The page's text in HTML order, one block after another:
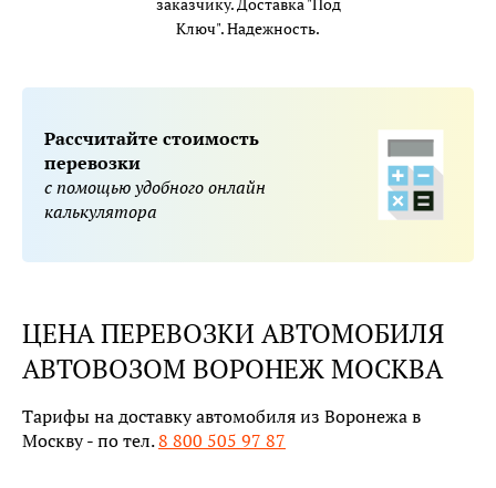
Ключ". Надежность.
Рассчитайте стоимость
перевозки
с помощью удобного онлайн
калькулятора
ЦЕНА ПЕРЕВОЗКИ АВТОМОБИЛЯ
АВТОВОЗОМ ВОРОНЕЖ МОСКВА
Тарифы на доставку автомобиля из Воронежа в
Москву - по тел.8 800 505 97 87